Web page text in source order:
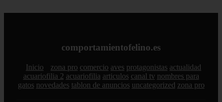
comportamientofelino.es
Inicio zona pro comercio aves protagonistas actualidad
acuariofilia 2 acuariofilia articulos canal tv nombres para
gatos novedades tablon de anuncios uncategorized zona pro